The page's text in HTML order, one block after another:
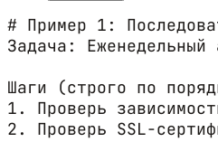
# Пример 1:
Задача: Еженедельный
Шаги (строго по
1. Проверь
2. Проверь SSL-